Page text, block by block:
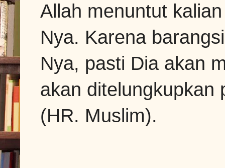
Allah menuntut
Nya. Karena
Nya, pasti Dia akan
akan ditelungkupkan
(HR. Muslim).